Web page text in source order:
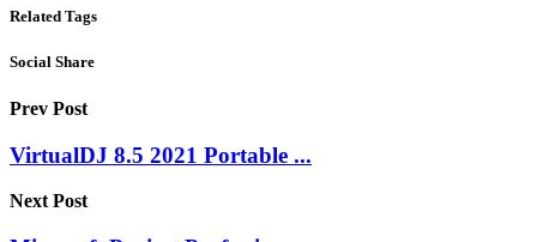
Related Tags
Social Share
Prev Post
VirtualDJ 8.5 2021 Portable ...
Next Post